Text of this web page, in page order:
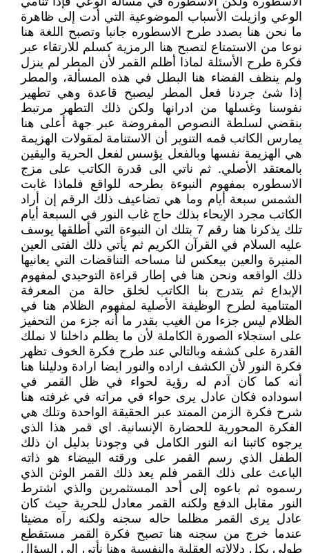
الوعي وازيلت الأسباب الموضوعية التي أدت إلى ظاهرة
ما نحن هنا بصدد طرح الاسطوره جانبا وتصبح اللغة هنا
نوعا من الاستمتاع لتصبح هنا الرمزية كسلم للارتقاء عبر
فكرة طرح الأسئلة لماذا أظلم القمر لأن المطر لم ينزل
ولم ينظف الفضاء هنا البطل في هذه المسألة، والمطر
إذا شئ جردنا فعل المطر ليصبح قاعدة وهي تطهير
نفوسنا وغسلها من ادرانها ولكن ذلك التطهر مرتبط
بنقضي لسلطة النصوص المفروضة عبر جهة أعلى هنا
يمارس الكاتب قمه التنوير أن الاستنامة لمقولات الهزيمة
هي الهزيمة نفسها وبالفعل يؤسس لفعل الحرية واليقين
بالمعتقد الأصلي. ثم ناتي الى قدرة الكاتب على مزج
الاسطوره بمفهوم النبوءة بطرحه للواقع فلماذا غابت
الشمس سبعة أيام وما هي تضاعيف ذلك الرقم إن أراد
الكاتب مجرد الإيحاء بذلك حاج غاب النور في السبعة أيام
تلك يذكرنا هنا رقم 7 بتلك ان النبوءة التي أطلقها يوسف
عليه السلام في القرآن الكريم ثم يأتي ذلك الفتى العين
المنيرة والعين بيعكس لنا مساحه التناقضات التي يعانيها
ذلك الواقعه ونحن هنا في إطار قراءة التوحيدي لمفهوم
الإبداع ثم يتدرج بنا الكاتب لخلق حالة من المعرفة
المتنامية لطرح الوظيفة الأصلية لمفهوم الظلام هنا في
الظلام ليس جزءا من الغيب بقدر ما أنه جزء من التحفيز
على استجلاء الصورة الكاملة لأن ما يظلم داخلنا لا نملك
القدرة على كشفه وبالتالي عند طرح فكرة الخوف تظهر
فكرة النور لأن الكشف اراده والنور ايضا ارادة ودليلنا هنا
أنه كما كان آدم له رؤية لحواء في ظل القمر في
اسوداده فكان عادل يرى حواء في مراته في غرفته هنا
شرح فكرة الزمن الممتد عبر الحقيقة الواحدة وتلك هي
الفكرة المحورية للحضارة الإنسانية. اي قمر هذا الذي
يرجوه كاتبنا انه النور الكامل في وجودنا بدليل ان ذلك
الطفل الذي رسم القمر على ورقته البيضاء هو ذاته
الباعث على ذلك القمر فلم يعد ذلك القمر الوثن الذي
رسموه ثم باعوه إلى أحد المستثمرين والذي اشترط
النور مقابل الدفع ولكنه القمر معادل للحرية حيث كان
عادل يرى القمر مظلما حاله سجنه ولكنه رآه مضيئا
عندما خرج من سجنه هنا تصبح فكرة القمر مستقطع
طولي بكل دلالاته العقلية والنفسية وهنا نأتي إِلى السؤال